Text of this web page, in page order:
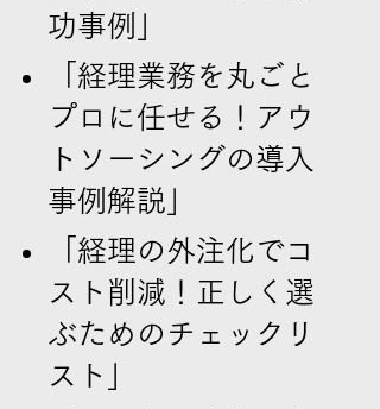
功事例」
「経理業務を丸ごと
プロに任せる！アウ
トソーシングの導入
事例解説」
「経理の外注化でコ
スト削減！正しく選
ぶためのチェックリ
スト」